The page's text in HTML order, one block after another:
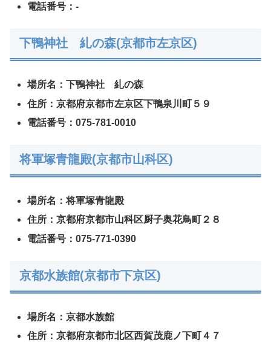
電話番号：-
下鴨神社 糺の森(京都市左京区)
場所名：下鴨神社 糺の森
住所：京都府京都市左京区下鴨泉川町５９
電話番号：075-781-0010
将軍塚青龍殿(京都市山科区)
場所名：将軍塚青龍殿
住所：京都府京都市山科区厨子奥花鳥町２８
電話番号：075-771-0390
京都水族館(京都市下京区)
場所名：京都水族館
住所：京都府京都市北区西賀茂鹿ノ下町４７